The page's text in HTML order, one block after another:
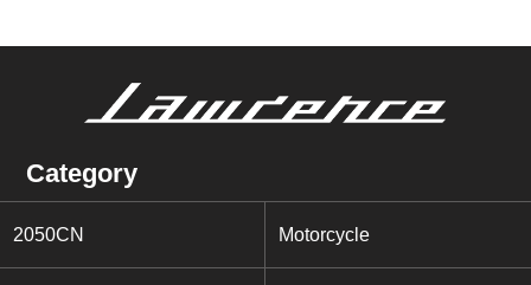
Category
2050CN Motorcycle